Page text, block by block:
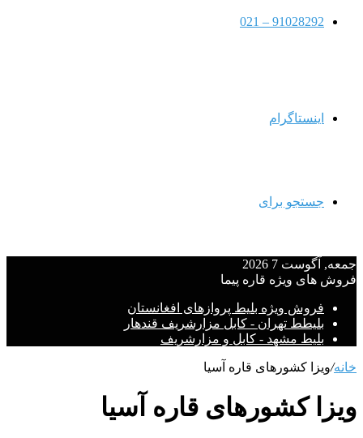
91028292 – 021
اینستاگرام
جستجو برای
جمعه, آگوست 7 2026
فروش های ویژه قاره پیما
فروش ویژه بلیط پروازهای افغانستان
بلیطط تهران - کابل مزارشریف قندهار
بلیط مشهد - کابل و مزارشریف
خانه/ویزا کشورهای قاره آسیا
ویزا کشورهای قاره آسیا